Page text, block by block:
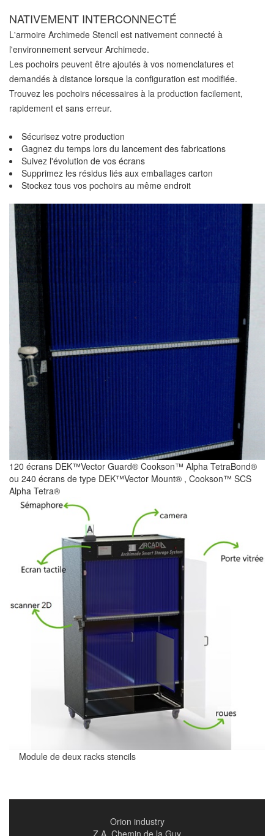
NATIVEMENT INTERCONNECTÉ
L'armoire Archimede Stencil est nativement connecté à
l'environnement serveur Archimede.
Les pochoirs peuvent être ajoutés à vos nomenclatures et
demandés à distance lorsque la configuration est modifiée.
Trouvez les pochoirs nécessaires à la production facilement,
rapidement et sans erreur.
Sécurisez votre production
Gagnez du temps lors du lancement des fabrications
Suivez l'évolution de vos écrans
Supprimez les résidus liés aux emballages carton
Stockez tous vos pochoirs au même endroit
120 écrans DEK™Vector Guard® Cookson™ Alpha TetraBond®
ou 240 écrans de type DEK™Vector Mount® , Cookson™ SCS
Alpha Tetra®
Module de deux racks stencils
Orion industry